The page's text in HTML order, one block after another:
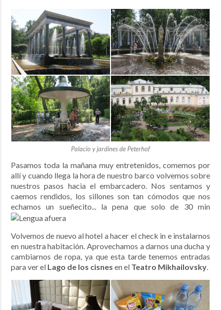
Palacio y jardines de Peterhof
Pasamos toda la mañana muy entretenidos, comemos por
allí y cuando llega la hora de nuestro barco volvemos sobre
nuestros pasos hacia el embarcadero. Nos sentamos y
caemos rendidos, los sillones son tan cómodos que nos
echamos un sueñecito... la pena que solo de 30 min
Volvemos de nuevo al hotel a hacer el check in e instalarnos
en nuestra habitación. Aprovechamos a darnos una ducha y
cambiarnos de ropa, ya que esta tarde tenemos entradas
para ver el Lago de los cisnes en el Teatro Mikhailovsky.